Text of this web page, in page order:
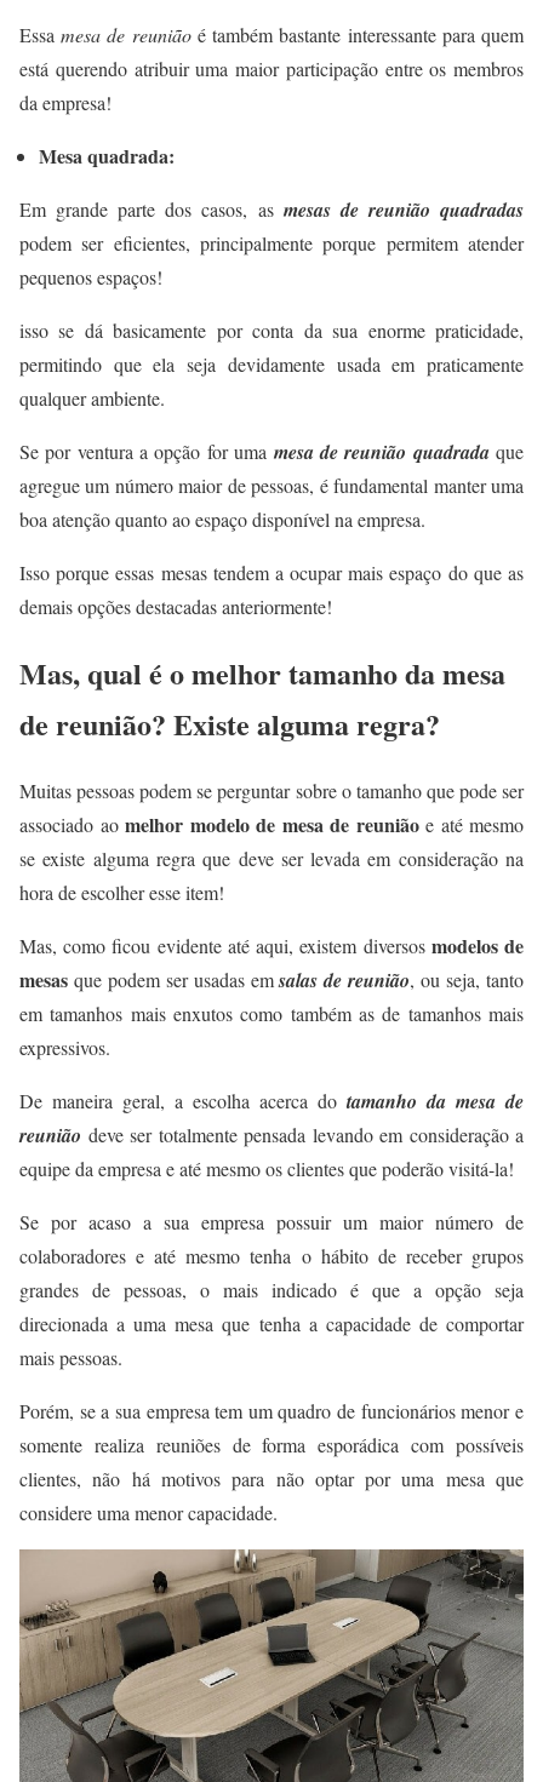
Essamesa de reuniãoé também bastante interessante para quem
está querendo atribuir uma maior participação entre os membros
da empresa!
Mesa quadrada:
Em grande parte dos casos, as mesas de reunião quadradas
podem ser eficientes, principalmente porque permitem atender
pequenos espaços!
isso se dá basicamente por conta da sua enorme praticidade,
permitindo que ela seja devidamente usada em praticamente
qualquer ambiente.
Se por ventura a opção for uma mesa de reunião quadradaque
agregue um número maior de pessoas, é fundamental manter uma
boa atenção quanto ao espaço disponível na empresa.
Isso porque essas mesas tendem a ocupar mais espaço do que as
demais opções destacadas anteriormente!
Mas, qual é o melhor tamanho da mesa
de reunião? Existe alguma regra?
Muitas pessoas podem se perguntar sobre o tamanho que pode ser
associado ao melhor modelo de mesa de reunião e até mesmo
se existe alguma regra que deve ser levada em consideração na
hora de escolher esse item!
Mas, como ficou evidente até aqui, existem diversos modelos de
mesas que podem ser usadas emsalas de reunião, ou seja, tanto
em tamanhos mais enxutos como também as de tamanhos mais
expressivos.
De maneira geral, a escolha acerca dotamanho da mesa de
reunião deve ser totalmente pensada levando em consideração a
equipe da empresa e até mesmo os clientes que poderão visitá-la!
Se por acaso a sua empresa possuir um maior número de
colaboradores e até mesmo tenha o hábito de receber grupos
grandes de pessoas, o mais indicado é que a opção seja
direcionada a uma mesa que tenha a capacidade de comportar
mais pessoas.
Porém, se a sua empresa tem um quadro de funcionários menor e
somente realiza reuniões de forma esporádica com possíveis
clientes, não há motivos para não optar por uma mesa que
considere uma menor capacidade.